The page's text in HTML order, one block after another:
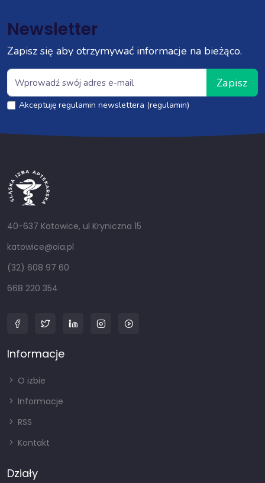
Newsletter
Zapisz się aby otrzymywać informacje na bieżąco.
Zapisz
Akceptuję regulamin newslettera (regulamin)
40-637 Katowice, ul Kryniczna 15
katowice@oia.pl
(32) 608 97 60
668 220 354
Informacje
O izbie
Informacje
RSS
Kontakt
Działy